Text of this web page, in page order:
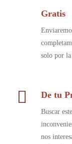
Gratis
solo por
De tu
Buscar
nos